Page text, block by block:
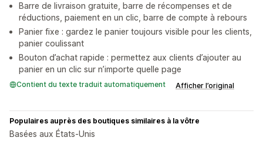
Barre de livraison gratuite, barre de récompenses et de
réductions, paiement en un clic, barre de compte à rebours
Panier fixe : gardez le panier toujours visible pour les clients,
panier coulissant
Bouton d’achat rapide : permettez aux clients d’ajouter au
panier en un clic sur n’importe quelle page
Contient du texte traduit automatiquement Afficher l’original
Populaires auprès des boutiques similaires à la vôtre
Basées aux États-Unis